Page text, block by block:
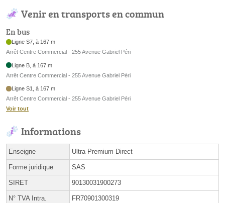
Venir en transports en commun
En bus
Ligne S7, à 167 m
Arrêt Centre Commercial - 255 Avenue Gabriel Péri
Ligne B, à 167 m
Arrêt Centre Commercial - 255 Avenue Gabriel Péri
Ligne S1, à 167 m
Arrêt Centre Commercial - 255 Avenue Gabriel Péri
Voir tout
Informations
Enseigne Ultra Premium Direct
Forme juridique SAS
SIRET 90130031900273
N° TVA Intra. FR70901300319